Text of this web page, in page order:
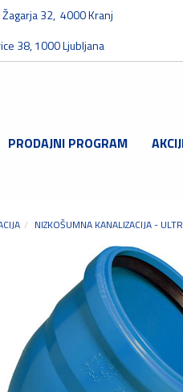
Žagarja 32, 4000 Kranj
38, 1000 Ljubljana
PRODAJNI PROGRAM
NIZKOŠUMNA KANALIZACIJA -